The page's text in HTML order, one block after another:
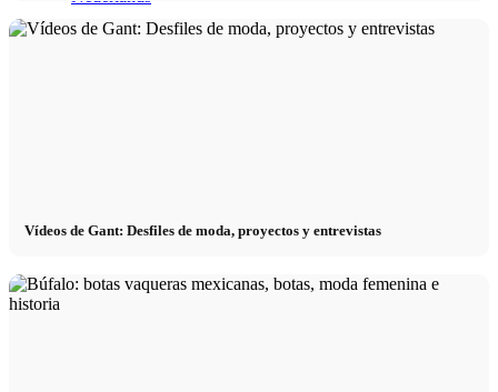
Vídeos de Gant: Desfiles de moda, proyectos y entrevistas